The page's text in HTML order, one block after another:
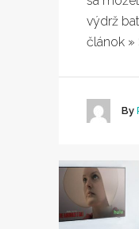
výdrž
článok »
By